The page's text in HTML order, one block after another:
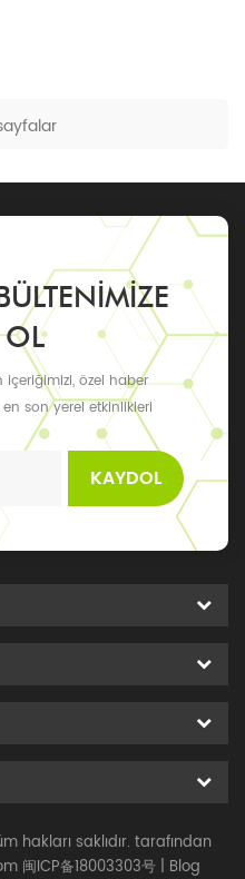
özel haber
son yerel etkinlikleri
KAYDOL
hakları saklıdır. tarafından
闽ICP备18003303号| Blog